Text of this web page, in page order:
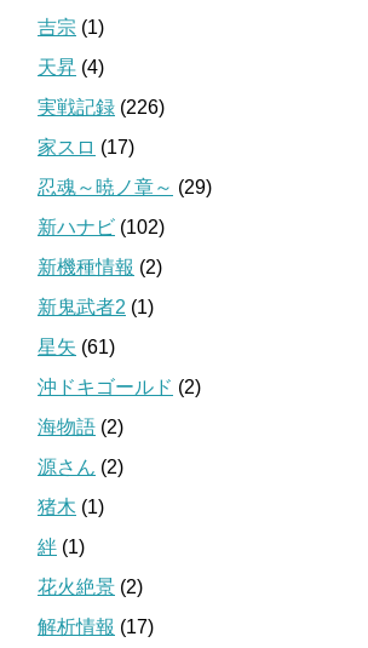
吉宗 (1)
天昇 (4)
実戦記録 (226)
家スロ (17)
忍魂～暁ノ章～ (29)
新ハナビ (102)
新機種情報 (2)
新鬼武者2 (1)
星矢 (61)
沖ドキゴールド (2)
海物語 (2)
源さん (2)
猪木 (1)
絆 (1)
花火絶景 (2)
解析情報 (17)